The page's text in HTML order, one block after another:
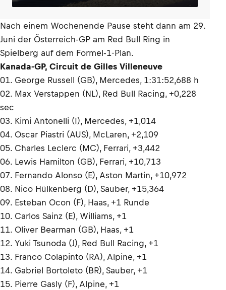
Nach einem Wochenende Pause steht dann am 29.
Juni der Österreich-GP am Red Bull Ring in
Spielberg auf dem Formel-1-Plan.
Kanada-GP, Circuit de Gilles Villeneuve
01. George Russell (GB), Mercedes, 1:31:52,688 h
02. Max Verstappen (NL), Red Bull Racing, +0,228
sec
03. Kimi Antonelli (I), Mercedes, +1,014
04. Oscar Piastri (AUS), McLaren, +2,109
05. Charles Leclerc (MC), Ferrari, +3,442
06. Lewis Hamilton (GB), Ferrari, +10,713
07. Fernando Alonso (E), Aston Martin, +10,972
08. Nico Hülkenberg (D), Sauber, +15,364
09. Esteban Ocon (F), Haas, +1 Runde
10. Carlos Sainz (E), Williams, +1
11. Oliver Bearman (GB), Haas, +1
12. Yuki Tsunoda (J), Red Bull Racing, +1
13. Franco Colapinto (RA), Alpine, +1
14. Gabriel Bortoleto (BR), Sauber, +1
15. Pierre Gasly (F), Alpine, +1